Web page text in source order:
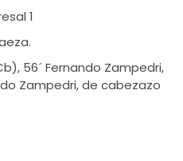
1
56´ Fernando Zampedri,
Zampedri, de cabezazo